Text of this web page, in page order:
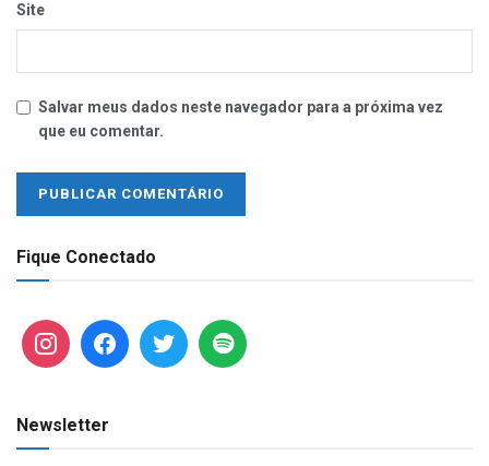
Site
Salvar meus dados neste navegador para a próxima vez
que eu comentar.
Fique Conectado
Newsletter